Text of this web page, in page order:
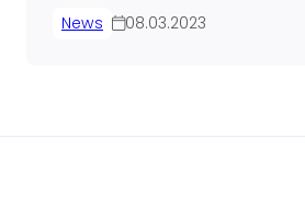
News 08.03.2023